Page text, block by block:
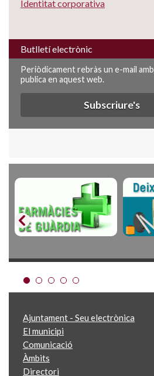
Identitat corporativa
Butlletí electrònic
Periòdicament rebràs un e-mail
publica en aquest web.
Subscriure's
Ajuntament - Seu electrònica
El municipi
Comunicació
Àmbits
Directori